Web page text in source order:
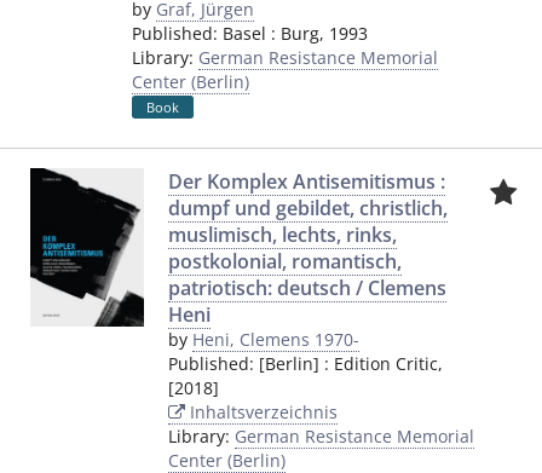
by Graf, Jürgen
Published: Basel : Burg, 1993
Library: German Resistance Memorial
Center (Berlin)
Book
Der Komplex Antisemitismus :
dumpf und gebildet, christlich,
muslimisch, lechts, rinks,
postkolonial, romantisch,
patriotisch: deutsch / Clemens
Heni
by Heni, Clemens 1970-
Published: [Berlin] : Edition Critic,
[2018]
Inhaltsverzeichnis
Library: German Resistance Memorial
Center (Berlin)